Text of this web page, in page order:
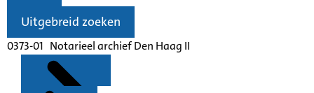
Uitgebreid zoeken
0373-01 Notarieel archief Den Haag II